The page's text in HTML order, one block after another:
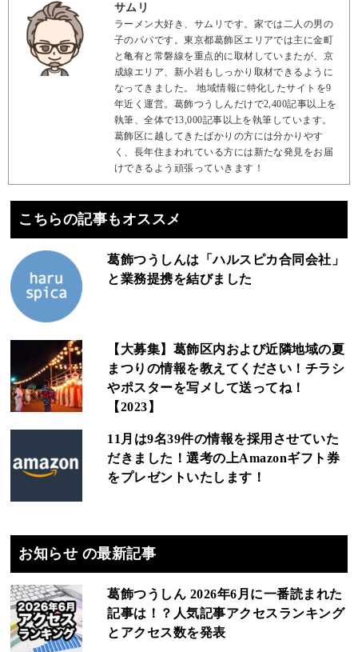
サムリ
ラーメン大好き、サムリです。家では二人の男の
子のパパです。東京都葛飾区エリアでは主に金町
と亀有と常磐線を重点的に取材していまたが、京
成線エリア、新小岩もしっかり取材できるように
なってきました。 地域情報に特化したサイトを9
年近く運営。葛飾つうしんだけで2,400記事以上を
執筆、全体で13,000記事以上を執筆しています。
葛飾区に越してきたばかりの方には分かりやす
く、長年住まわれている方には新たな発見をお届
けできるよう頑張っていきます！
こちらの記事もオススメ
葛飾つうしんは「ハルスピカ合同会社」
と業務提携を結びました
【大募集】葛飾区内および近隣地域の夏
まつりの情報を教えてください！チラシ
やポスターを写メして送ってね！
【2023】
11月は9名39件の情報を採用させていた
だきました！選考の上Amazonギフト券
をプレゼントいたします！
お知らせ の最新記事
葛飾つうしん 2026年6月に一番読まれた
記事は！？人気記事アクセスランキング
とアクセス数を発表